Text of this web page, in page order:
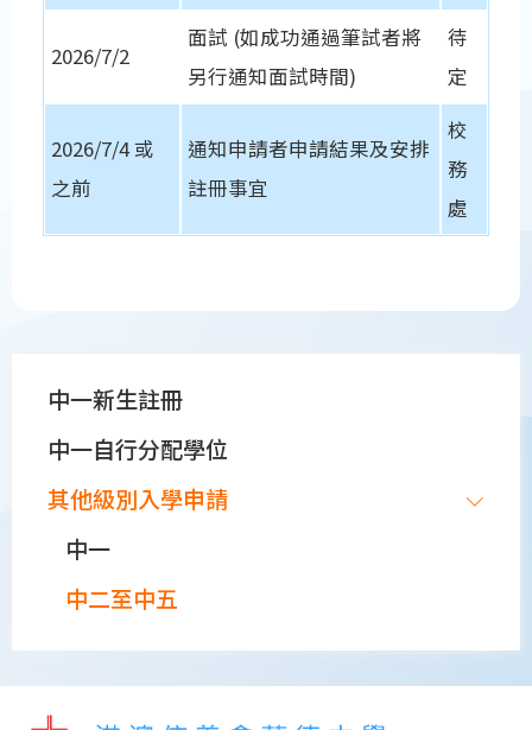
2026/7/2
面試 (如成功通過筆試者將
另行通知面試時間)
待
定
2026/7/4 或
之前
通知申請者申請結果及安排
註冊事宜
校
務
處
Main
navigation
中一新生註冊
中一自行分配學位
其他級別入學申請
中一
中二至中五